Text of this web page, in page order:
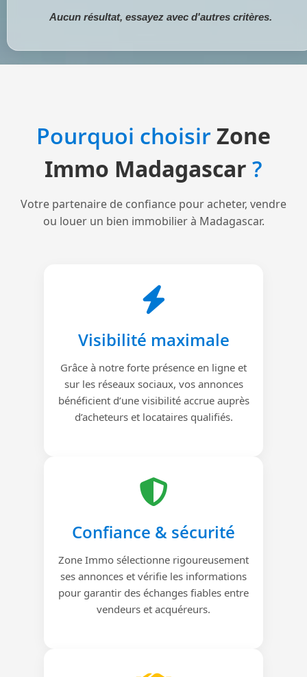
Aucun résultat, essayez avec d'autres critères.
Pourquoi choisirZone
Immo Madagascar ?
Votre partenaire de confiance pour acheter, vendre
ou louer un bien immobilier à Madagascar.
Visibilité maximale
Grâce à notre forte présence en ligne et
sur les réseaux sociaux, vos annonces
bénéficient d’une visibilité accrue auprès
d’acheteurs et locataires qualifiés.
Confiance & sécurité
Zone Immo sélectionne rigoureusement
ses annonces et vérifie les informations
pour garantir des échanges fiables entre
vendeurs et acquéreurs.